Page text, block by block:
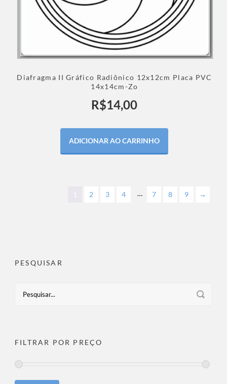
Diafragma II Gráfico Radiônico 12x12cm Placa PVC
14x14cm-Zo
R$14,00
ADICIONAR AO CARRINHO
1 2 3 4 … 7 8 9 →
PESQUISAR
FILTRAR POR PREÇO